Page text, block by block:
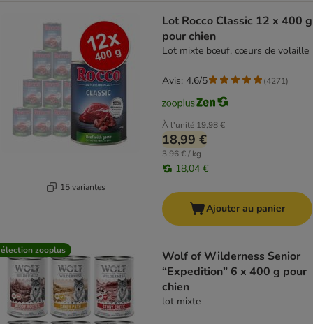
15 variantes
Lot Rocco Classic 12 x 400 g
pour chien
Lot mixte bœuf, cœurs de volaille
À l'unité 19,98 €
18,99 €
3,96 € / kg
18,04 €
Avis: 4.6/5 (4271)
Ajouter au panier
zooplus
Wolf of Wilderness Senior
“Expedition” 6 x 400 g pour
chien
lot mixte